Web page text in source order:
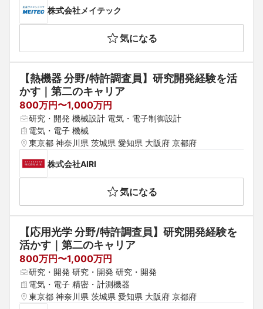
県 岐阜県 三重県 山梨県 新潟県 石川県 福井県 長野県 大
阪府 京都府 兵庫県 滋賀県 奈良県 和歌山県 鳥取県 島根県
岡山県 広島県 山口県 徳島県 香川県 愛媛県 高知県 福岡県
佐賀県 長崎県 熊本県 大分県 宮崎県 鹿児島県
株式会社メイテック
気になる
【熱機器 分野/特許調査員】研究開発経験を活
かす｜第二のキャリア
800万円〜1,000万円
研究・開発 機械設計 電気・電子制御設計
電気・電子 機械
東京都 神奈川県 茨城県 愛知県 大阪府 京都府
株式会社AIRI
気になる
【応用光学 分野/特許調査員】研究開発経験を
活かす｜第二のキャリア
800万円〜1,000万円
研究・開発 研究・開発 研究・開発
電気・電子 精密・計測機器
東京都 神奈川県 茨城県 愛知県 大阪府 京都府